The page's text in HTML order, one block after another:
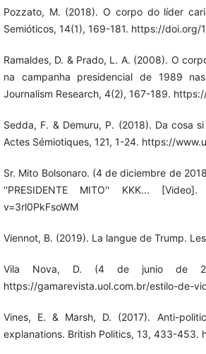
Pozzato, M. (2018). O corpo do líder
Semióticos, 14(1), 169-181. https://
Ramaldes, D. & Prado, L. A. (2008). O
na campanha presidencial de 1989
Journalism Research, 4(2), 167-189.
Sedda, F. & Demuru, P. (2018). Da cosa
Actes Sémiotiques, 121, 1-24. https://
Sr. Mito Bolsonaro. (4 de diciembre de
''PRESIDENTE MITO'' KKK... [Video].
v=3rl0PkFsoWM
Viennot, B. (2019). La langue de Trump.
Vila Nova, D. (4 de junio de
https://gamarevista.uol.com.br/estilo-de-
Vines, E. & Marsh, D. (2017). Anti-
explanations. British Politics, 13, 433-